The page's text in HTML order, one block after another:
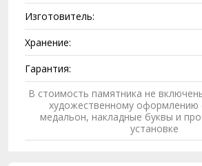
Изготовитель:
Хранение:
Гарантия:
В стоимость памятника не
художественному оформлению
медальон, накладные буквы и
установке